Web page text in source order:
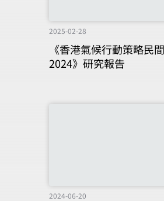
2025-02-28
《香港氣候行動策略民
2024》研究報告
2024-06-20